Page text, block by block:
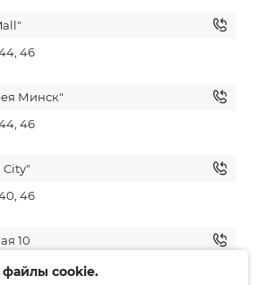
46
Минск"
46
46
10
cookie.